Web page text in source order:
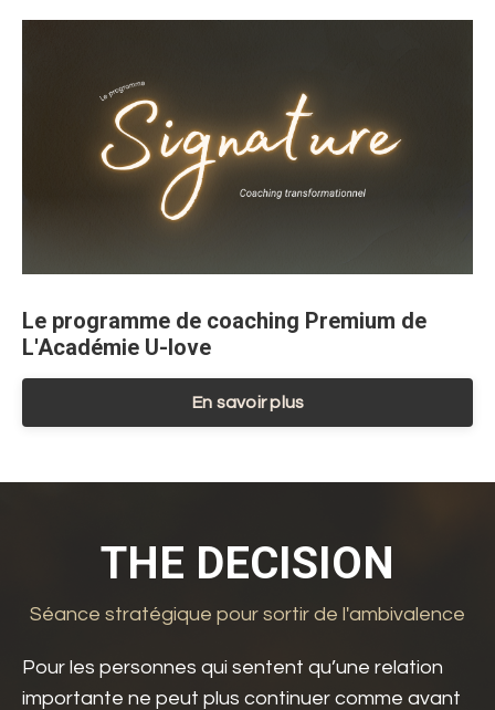
Le programme de coaching Premium de
L'Académie U-love
En savoir plus
THE DECISION
Séance stratégique pour sortir de l'ambivalence
Pour les personnes qui sentent qu’une relation
importante ne peut plus continuer comme avant